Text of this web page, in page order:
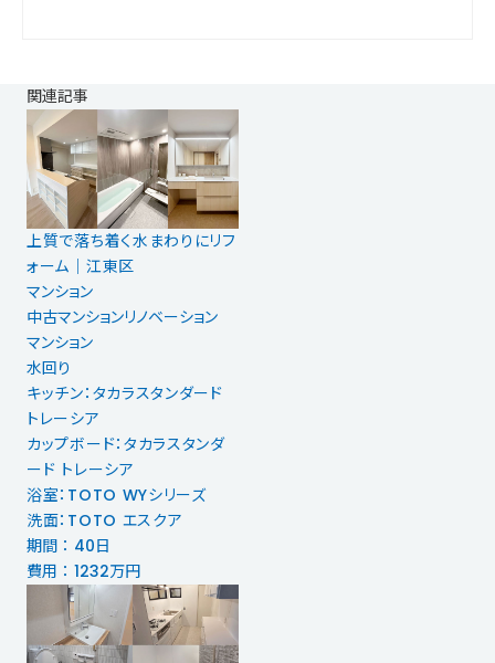
関連記事
上質で落ち着く水まわりにリフ
ォーム｜江東区
マンション
中古マンションリノベーション
マンション
水回り
キッチン：タカラスタンダード
トレーシア
カップボード：タカラスタンダ
ード トレーシア
浴室：TOTO WYシリーズ
洗面：TOTO エスクア
期間 ： 40日
費用 ： 1232万円